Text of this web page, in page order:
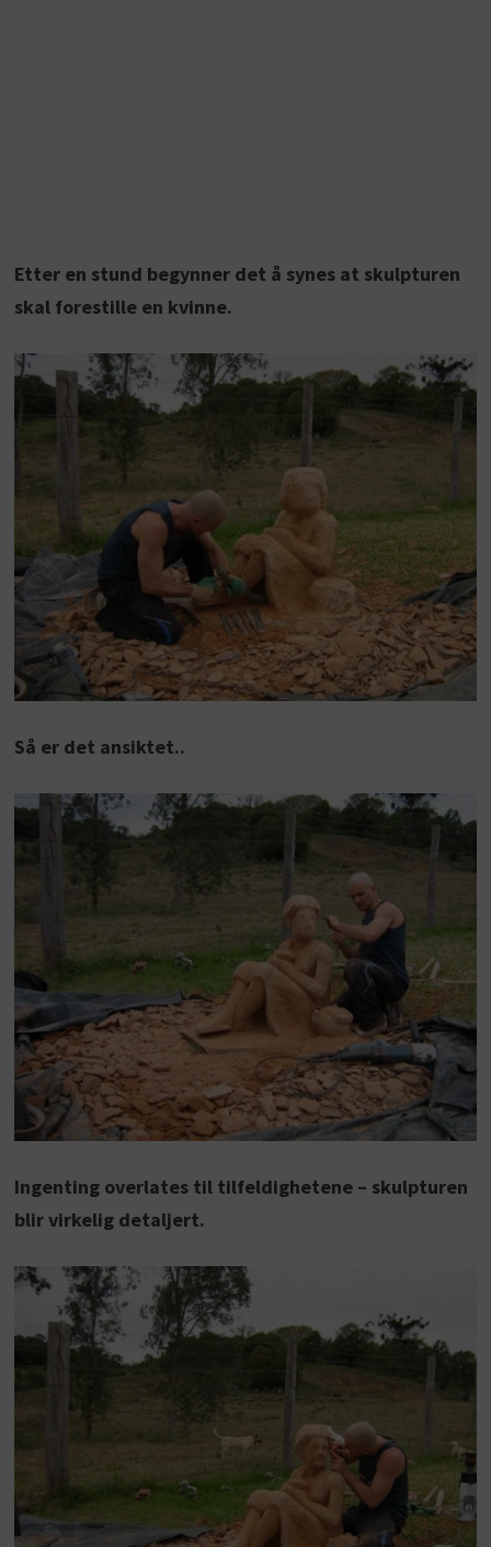
Etter en stund begynner det å synes at skulpturen
skal forestille en kvinne.
Så er det ansiktet..
Ingenting overlates til tilfeldighetene – skulpturen
blir virkelig detaljert.